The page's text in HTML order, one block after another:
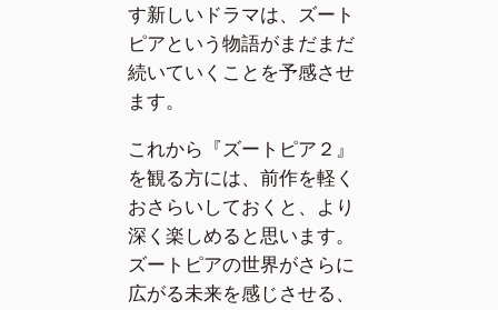
す新しいドラマは、ズート
ピアという物語がまだまだ
続いていくことを予感させ
ます。
これから『ズートピア２』
を観る方には、前作を軽く
おさらいしておくと、より
深く楽しめると思います。
ズートピアの世界がさらに
広がる未来を感じさせる、